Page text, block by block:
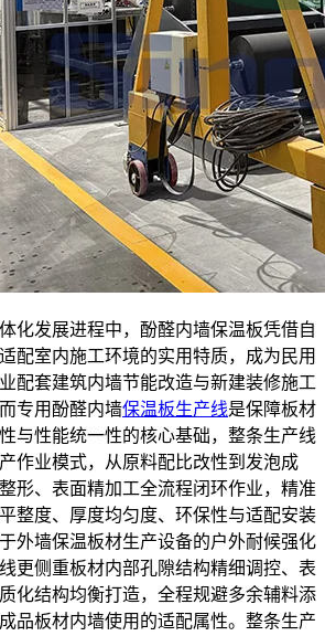
化发展进程中，酚醛内墙保温板凭借自
配室内施工环境的实用特质，成为民用
配套建筑内墙节能改造与新建装修施工
专用酚醛内墙保温板生产线是保障板材
与性能统一性的核心基础，整条生产线
作业模式，从原料配比改性到发泡成
形、表面精加工全流程闭环作业，精准
整度、厚度均匀度、环保性与适配安装
外墙保温板材生产设备的户外耐候强化
更侧重板材内部孔隙结构精细调控、表
化结构均衡打造，全程规避多余辅料添
品板材内墙使用的适配属性。整条生产